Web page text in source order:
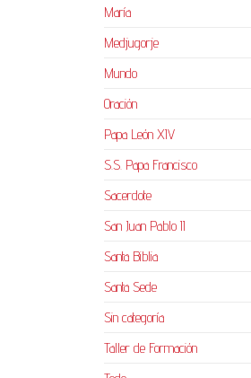
María
Medjugorje
Mundo
Oración
Papa León XIV
S.S. Papa Francisco
Sacerdote
San Juan Pablo II
Santa Biblia
Santa Sede
Sin categoría
Taller de Formación